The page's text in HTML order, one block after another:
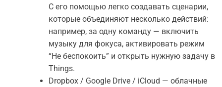
С его помощью легко создавать сценарии,
которые объединяют несколько действий:
например, за одну команду — включить
музыку для фокуса, активировать режим
“Не беспокоить” и открыть нужную задачу в
Things.
Dropbox / Google Drive / iCloud — облачные